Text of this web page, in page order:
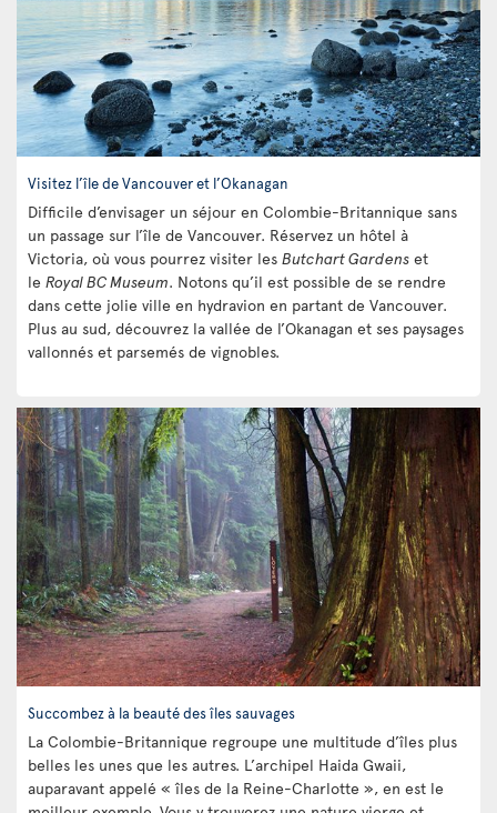
Visitez l’île de Vancouver et l’Okanagan
Difficile d’envisager un séjour en Colombie-Britannique sans
un passage sur l’île de Vancouver. Réservez un hôtel à
Victoria, où vous pourrez visiter les Butchart Gardens et
le Royal BC Museum. Notons qu’il est possible de se rendre
dans cette jolie ville en hydravion en partant de Vancouver.
Plus au sud, découvrez la vallée de l’Okanagan et ses paysages
vallonnés et parsemés de vignobles.
Succombez à la beauté des îles sauvages
La Colombie-Britannique regroupe une multitude d’îles plus
belles les unes que les autres. L’archipel Haida Gwaii,
auparavant appelé « îles de la Reine-Charlotte », en est le